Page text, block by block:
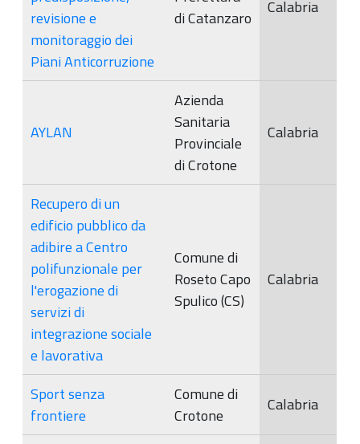
revisione e
monitoraggio dei
Piani Anticorruzione
di Catanzaro
Calabria
AYLAN
Azienda
Sanitaria
Provinciale
di Crotone
Calabria
Recupero di un
edificio pubblico da
adibire a Centro
polifunzionale per
l'erogazione di
servizi di
integrazione sociale
e lavorativa
Comune di
Roseto Capo
Spulico (CS)
Calabria
Sport senza
frontiere
Comune di
Crotone
Calabria